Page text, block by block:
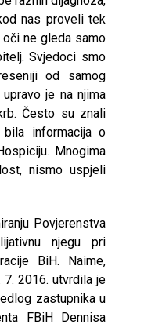
nas proveli tek
oči ne gleda samo
Svjedoci smo
od samog
je na njima
Često su znali
informacija o
Mnogima
nismo uspjeli
Povjerenstva
njegu pri
BiH. Naime,
2016. utvrdila je
zastupnika u
FBiH Dennisa